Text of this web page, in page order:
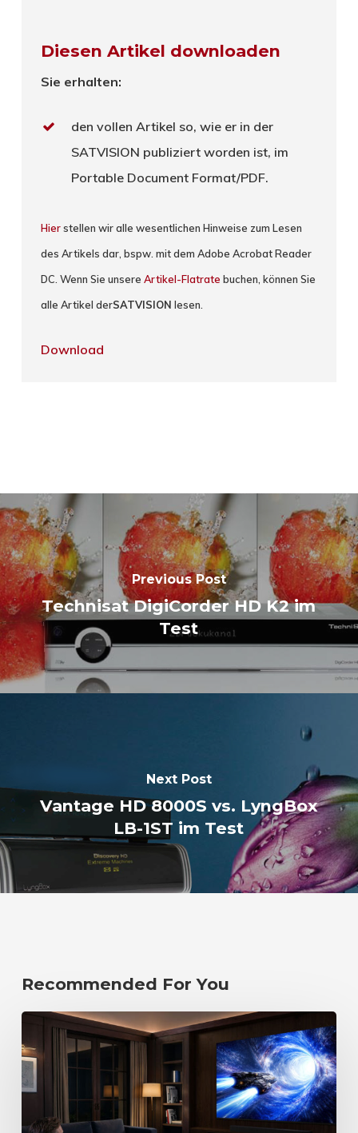
Diesen Artikel downloaden
Sie erhalten:
den vollen Artikel so, wie er in der
SATVISION publiziert worden ist, im
Portable Document Format/PDF.
Hierstellen wir alle wesentlichen Hinweise zum Lesen
des Artikels dar, bspw. mit dem Adobe Acrobat Reader
DC. Wenn Sie unsereArtikel-Flatrate buchen, können Sie
alle Artikel derSATVISION lesen.
Download
Previous Post
Technisat DigiCorder HD K2 im
Test
Next Post
Vantage HD 8000S vs. LyngBox
LB-1ST im Test
Recommended For You